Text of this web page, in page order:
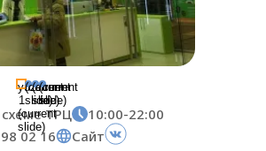
yuz-
1
(current
slide)
(current
slide)
(current
slide)
(current
slide)
ТРЦ
10:00-22:00
02 16
Сайт